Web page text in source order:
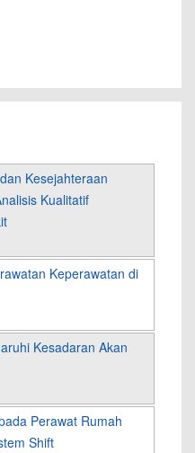
Kesejahteraan
Kualitatif
Keperawatan di
Kesadaran Akan
Perawat Rumah
Shift